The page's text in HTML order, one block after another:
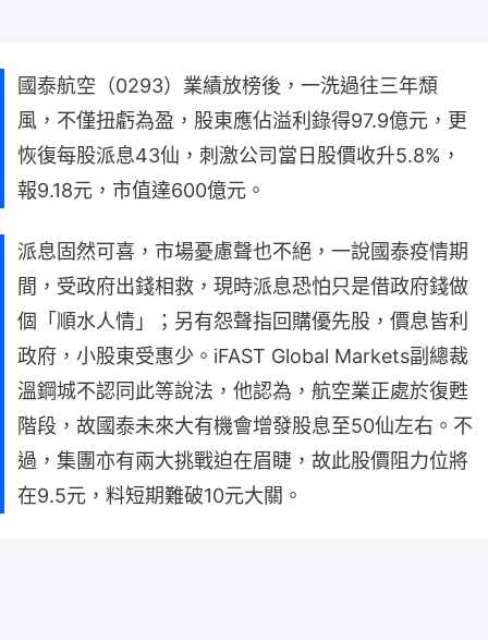
國泰航空（0293）業績放榜後，一洗過往三年頹
風，不僅扭虧為盈，股東應佔溢利錄得97.9億元，更
恢復每股派息43仙，刺激公司當日股價收升5.8%，
報9.18元，市值達600億元。
派息固然可喜，市場憂慮聲也不絕，一說國泰疫情期
間，受政府出錢相救，現時派息恐怕只是借政府錢做
個「順水人情」；另有怨聲指回購優先股，價息皆利
政府，小股東受惠少。iFAST Global Markets副總裁
溫鋼城不認同此等說法，他認為，航空業正處於復甦
階段，故國泰未來大有機會增發股息至50仙左右。不
過，集團亦有兩大挑戰迫在眉睫，故此股價阻力位將
在9.5元，料短期難破10元大關。